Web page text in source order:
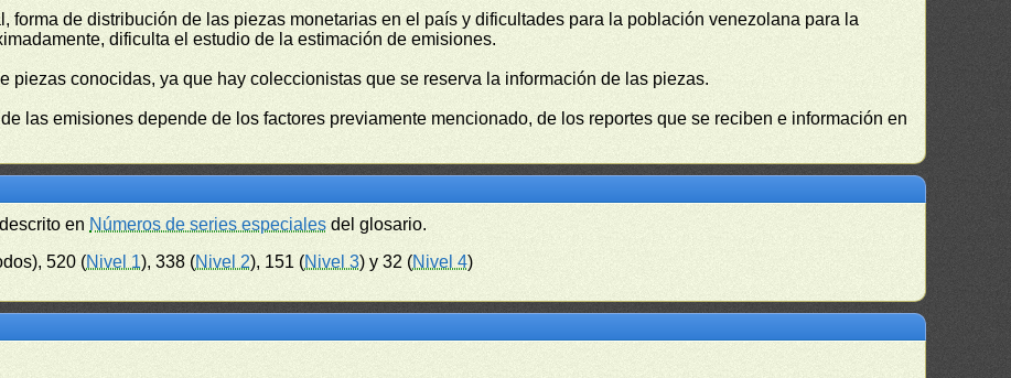
forma de distribución de las piezas monetarias en el país y dificultades para la población venezolana para la
dificulta el estudio de la estimación de emisiones.
piezas conocidas, ya que hay coleccionistas que se reserva la información de las piezas.
las emisiones depende de los factores previamente mencionado, de los reportes que se reciben e información en
en Números de series especiales del glosario.
520 (Nivel 1), 338 (Nivel 2), 151 (Nivel 3) y 32 (Nivel 4)